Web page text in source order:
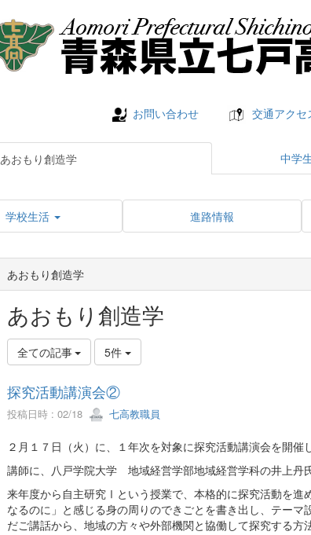
お問い合わせ 交通アクセ
あおもり創造学 中学
学校生活 進路情報
あおもり創造学
あおもり創造学
全ての記事 5件
探究活動講演会②
投稿日時 : 02/18 七高教職員
２月１７日（火）に、１年次を対象に探究活動講演会を開催
講師に、八戸学院大学 地域経営学部地域経営学科の井上丹
来年度から自主研究Ⅰという授業で、本格的に探究活動を進
なるのに」と感じる身の周りのできごとを書き出し、テー
だご講話から、地域の方々や外部機関と協働して探究する方